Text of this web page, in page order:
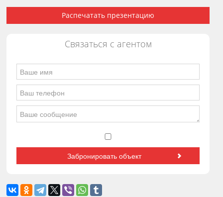
Распечатать презентацию
Связаться с агентом